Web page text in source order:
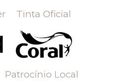
Tinta Oficial
Patrocínio Local